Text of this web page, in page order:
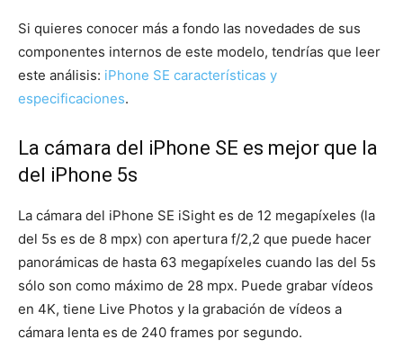
Si quieres conocer más a fondo las novedades de sus
componentes internos de este modelo, tendrías que leer
este análisis: iPhone SE características y
especificaciones.
La cámara del iPhone SE es mejor que la
del iPhone 5s
La cámara del iPhone SE iSight es de 12 megapíxeles (la
del 5s es de 8 mpx) con apertura f/2,2 que puede hacer
panorámicas de hasta 63 megapíxeles cuando las del 5s
sólo son como máximo de 28 mpx. Puede grabar vídeos
en 4K, tiene Live Photos y la grabación de vídeos a
cámara lenta es de 240 frames por segundo.